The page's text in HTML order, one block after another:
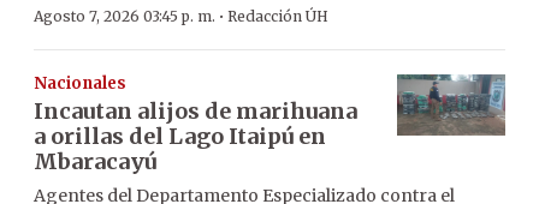
Agosto 7, 2026 03:45 p. m. · Redacción ÚH
Nacionales
Incautan alijos de marihuana
a orillas del Lago Itaipú en
Mbaracayú
Agentes del Departamento Especializado contra el